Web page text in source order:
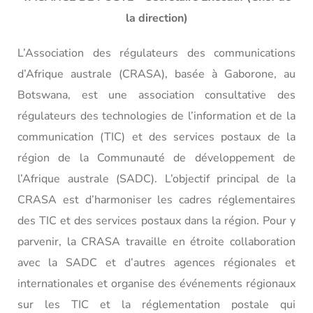
la direction)
L’Association des régulateurs des communications
d’Afrique australe (CRASA), basée à Gaborone, au
Botswana, est une association consultative des
régulateurs des technologies de l’information et de la
communication (TIC) et des services postaux de la
région de la Communauté de développement de
l’Afrique australe (SADC). L’objectif principal de la
CRASA est d’harmoniser les cadres réglementaires
des TIC et des services postaux dans la région. Pour y
parvenir, la CRASA travaille en étroite collaboration
avec la SADC et d’autres agences régionales et
internationales et organise des événements régionaux
sur les TIC et la réglementation postale qui